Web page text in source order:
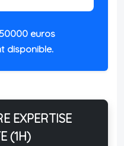
euros
disponible.
EXPERTISE
(1H)